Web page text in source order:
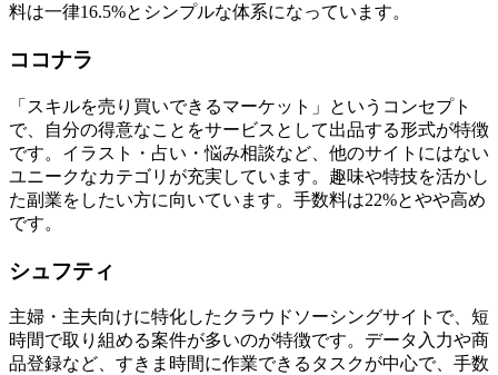
料は一律16.5%とシンプルな体系になっています。
ココナラ
「スキルを売り買いできるマーケット」というコンセプト
で、自分の得意なことをサービスとして出品する形式が特徴
です。イラスト・占い・悩み相談など、他のサイトにはない
ユニークなカテゴリが充実しています。趣味や特技を活かし
た副業をしたい方に向いています。手数料は22%とやや高め
です。
シュフティ
主婦・主夫向けに特化したクラウドソーシングサイトで、短
時間で取り組める案件が多いのが特徴です。データ入力や商
品登録など、すきま時間に作業できるタスクが中心で、手数